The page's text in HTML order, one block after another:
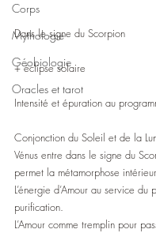
Corps
Mythologie
Géobiologie
Oracles et tarot
Dans le signe du Scorpion
+ éclipse solaire
Intensité et épuration au
Conjonction du Soleil et de la
Vénus entre dans le signe du
permet la métamorphose
L’énergie d’Amour au service du
purification.
L’Amour comme tremplin pour